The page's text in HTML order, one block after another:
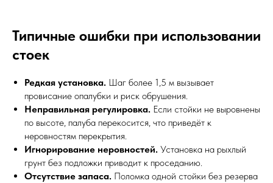
Типичные ошибки при использовании
стоек
Редкая установка. Шаг более 1,5 м вызывает
провисание опалубки и риск обрушения.
Неправильная регулировка. Если стойки не выровнены
по высоте, палуба перекосится, что приведёт к
неровностям перекрытия.
Игнорирование неровностей. Установка на рыхлый
грунт без подложки приводит к проседанию.
Отсутствие запаса. Поломка одной стойки без резерва